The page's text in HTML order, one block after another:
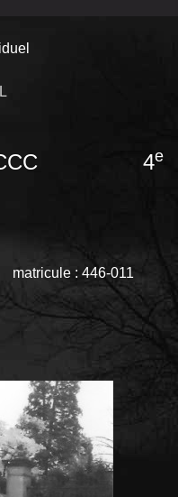
4e
matricule : 446-011